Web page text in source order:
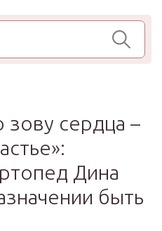
сердца –
Дина
быть